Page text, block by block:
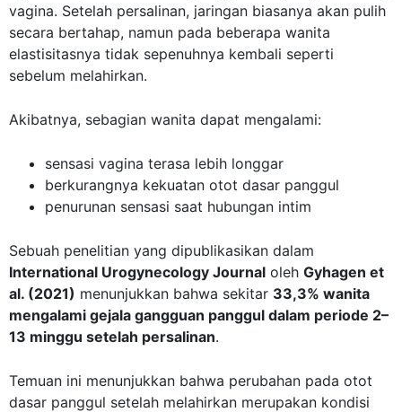
vagina. Setelah persalinan, jaringan biasanya akan pulih
secara bertahap, namun pada beberapa wanita
elastisitasnya tidak sepenuhnya kembali seperti
sebelum melahirkan.
Akibatnya, sebagian wanita dapat mengalami:
sensasi vagina terasa lebih longgar
berkurangnya kekuatan otot dasar panggul
penurunan sensasi saat hubungan intim
Sebuah penelitian yang dipublikasikan dalam
International Urogynecology Journal oleh Gyhagen et
al. (2021) menunjukkan bahwa sekitar 33,3% wanita
mengalami gejala gangguan panggul dalam periode 2–
13 minggu setelah persalinan.
Temuan ini menunjukkan bahwa perubahan pada otot
dasar panggul setelah melahirkan merupakan kondisi